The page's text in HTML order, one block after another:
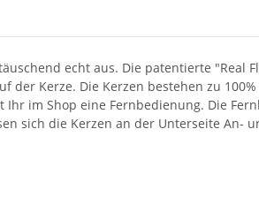
echt aus. Die patentierte "Real
der Kerze. Die Kerzen bestehen zu
im Shop eine Fernbedienung. Die
sich die Kerzen an der Unterseite An-